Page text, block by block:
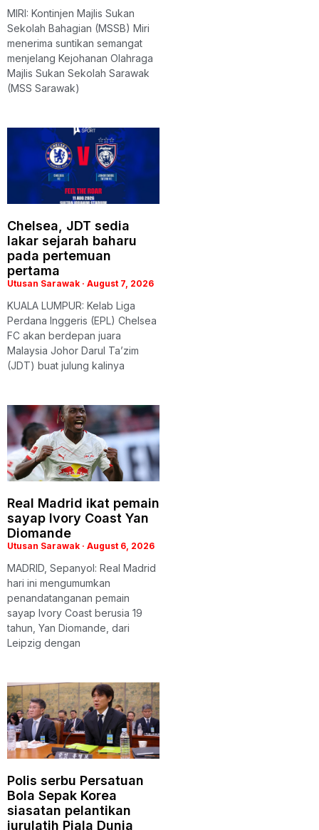
MIRI: Kontinjen Majlis Sukan
Sekolah Bahagian (MSSB) Miri
menerima suntikan semangat
menjelang Kejohanan Olahraga
Majlis Sukan Sekolah Sarawak
(MSS Sarawak)
Chelsea, JDT sedia
lakar sejarah baharu
pada pertemuan
pertama
Utusan Sarawak August 7, 2026
KUALA LUMPUR: Kelab Liga
Perdana Inggeris (EPL) Chelsea
FC akan berdepan juara
Malaysia Johor Darul Ta’zim
(JDT) buat julung kalinya
Real Madrid ikat pemain
sayap Ivory Coast Yan
Diomande
Utusan Sarawak August 6, 2026
MADRID, Sepanyol: Real Madrid
hari ini mengumumkan
penandatanganan pemain
sayap Ivory Coast berusia 19
tahun, Yan Diomande, dari
Leipzig dengan
Polis serbu Persatuan
Bola Sepak Korea
siasatan pelantikan
jurulatih Piala Dunia